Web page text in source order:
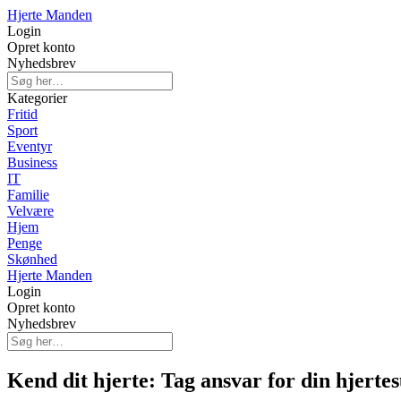
Hjerte Manden
Login
Opret konto
Nyhedsbrev
Kategorier
Fritid
Sport
Eventyr
Business
IT
Familie
Velvære
Hjem
Penge
Skønhed
Hjerte Manden
Login
Opret konto
Nyhedsbrev
Kend dit hjerte: Tag ansvar for din